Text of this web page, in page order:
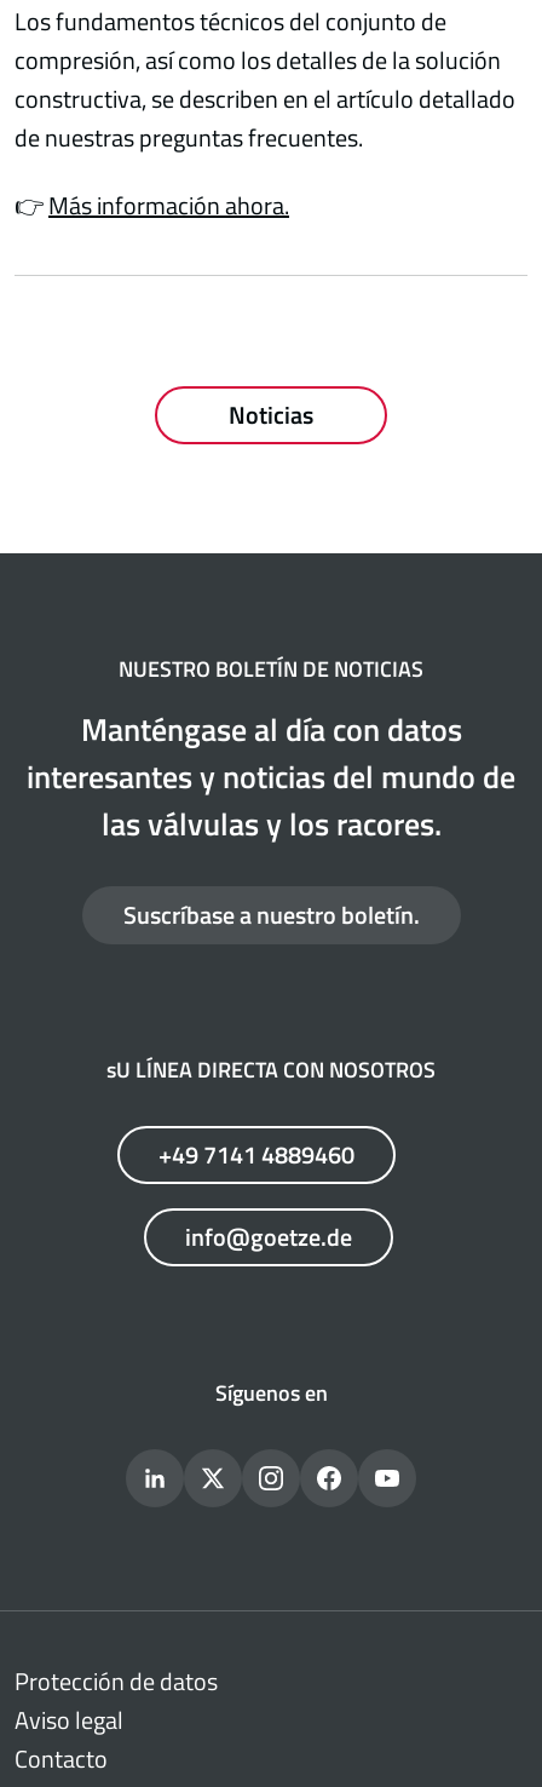
Los fundamentos técnicos del conjunto de
compresión, así como los detalles de la solución
constructiva, se describen en el artículo detallado
de nuestras preguntas frecuentes.
👉Más información ahora.
Noticias
NUESTRO BOLETÍN DE NOTICIAS
Manténgase al día con datos
interesantes y noticias del mundo de
las válvulas y los racores.
Suscríbase a nuestro boletín.
sU LÍNEA DIRECTA CON NOSOTROS
+49 7141 4889460
info@goetze.de
Síguenos en
Protección de datos
Aviso legal
Contacto